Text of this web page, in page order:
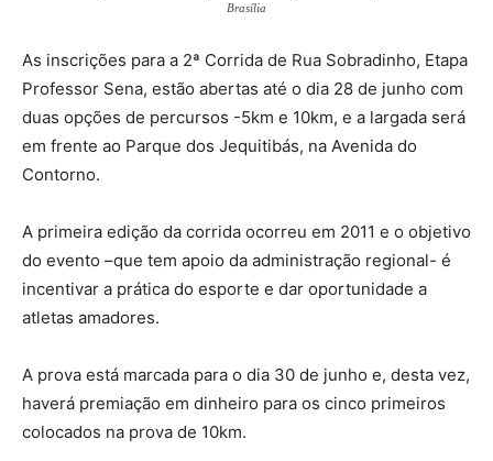
Brasília
As inscrições para a 2ª Corrida de Rua Sobradinho, Etapa
Professor Sena, estão abertas até o dia 28 de junho com
duas opções de percursos -5km e 10km, e a largada será
em frente ao Parque dos Jequitibás, na Avenida do
Contorno.
A primeira edição da corrida ocorreu em 2011 e o objetivo
do evento –que tem apoio da administração regional- é
incentivar a prática do esporte e dar oportunidade a
atletas amadores.
A prova está marcada para o dia 30 de junho e, desta vez,
haverá premiação em dinheiro para os cinco primeiros
colocados na prova de 10km.